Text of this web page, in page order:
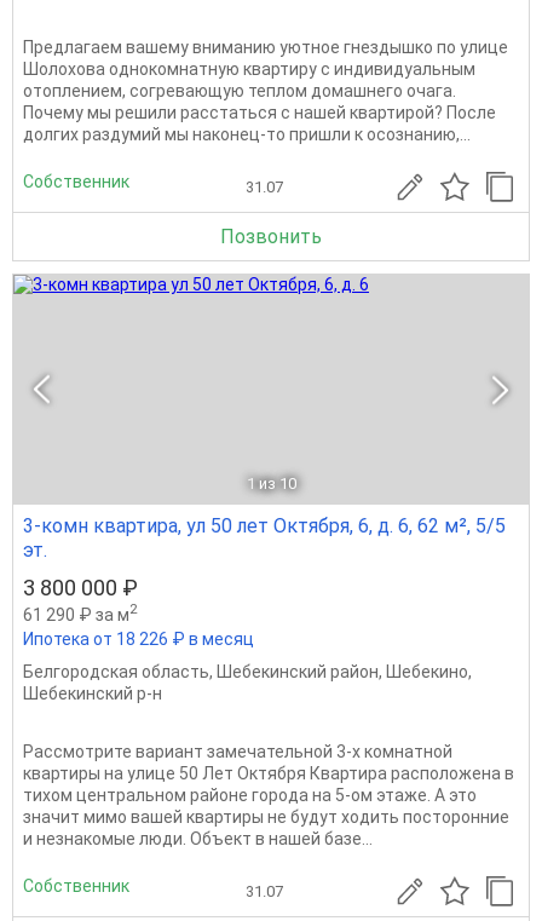
Предлагаем вашему вниманию уютное гнездышко по улице
Шолохова однокомнатную квартиру с индивидуальным
отоплением, согревающую теплом домашнего очага.
Почему мы решили расстаться с нашей квартирой? После
долгих раздумий мы наконец-то пришли к осознанию,...
Собственник 31.07
Позвонить
1 из 10
3-комн квартира, ул 50 лет Октября, 6, д. 6, 62 м², 5/5
эт.
3 800 000 ₽
61 290 ₽ за м2
Ипотека от 18 226 ₽ в месяц
Белгородская область, Шебекинский район, Шебекино,
Шебекинский р-н
Рассмотрите вариант замечательной 3-х комнатной
квартиры на улице 50 Лет Октября Квартира расположена в
тихом центральном районе города на 5-ом этаже. А это
значит мимо вашей квартиры не будут ходить посторонние
и незнакомые люди. Объект в нашей базе...
Собственник 31.07